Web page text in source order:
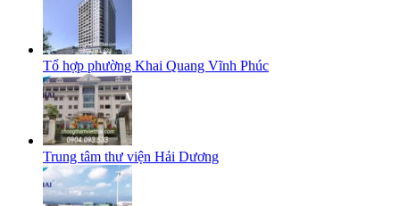
Tổ hợp phường Khai Quang Vĩnh Phúc
Trung tâm thư viện Hải Dương